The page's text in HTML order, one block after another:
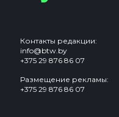
Контакты редакции:
info@btw.by
+375 29 876 86 07
Размещение рекламы:
+375 29 876 86 07